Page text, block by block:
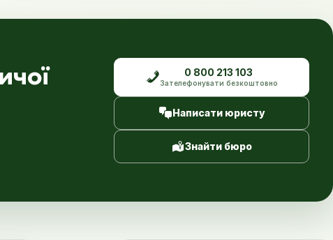
0 800 213 103
Зателефонувати безкоштовно
Написати юристу
Знайти бюро